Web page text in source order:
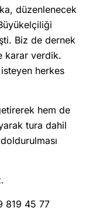
düzenlenecek
Biz de dernek
karar verdik.
herkes
hem de
tura dahil
819 45 77